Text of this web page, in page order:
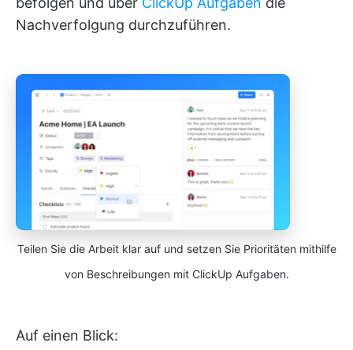
Nachverfolgung durchzuführen.
Teilen Sie die Arbeit klar auf und setzen Sie Prioritäten mithilfe
von Beschreibungen mit ClickUp Aufgaben.
Auf einen Blick: